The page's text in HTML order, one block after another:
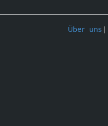
Über uns